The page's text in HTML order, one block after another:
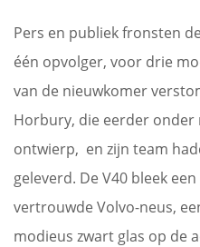
Pers en publiek fronsten
één opvolger, voor drie
van de nieuwkomer
Horbury, die eerder onder
ontwierp, en zijn team
geleverd. De V40 bleek
vertrouwde Volvo-neus,
modieus zwart glas op de